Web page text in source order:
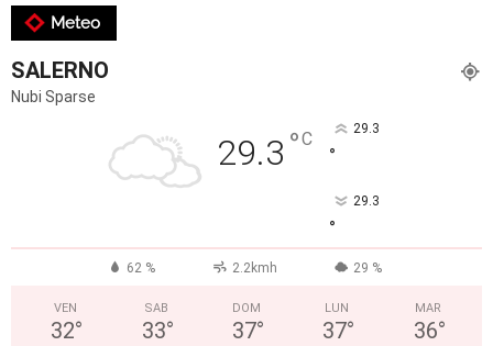
Meteo
SALERNO
Nubi Sparse
29.3 °C 29.3
°
29.3
°
62 % 2.2kmh 29 %
VEN
32°
SAB
33°
DOM
37°
LUN
37°
MAR
36°